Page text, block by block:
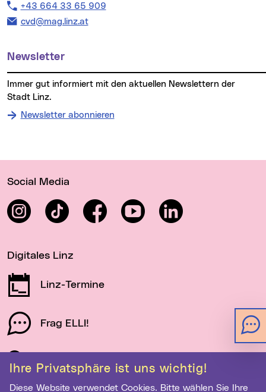
Ihre Privatsphäre ist uns wichtig!
Diese Website verwendet Cookies. Bitte wählen Sie Ihre
Telefon:
+43 664 33 65 909
E-Mail Adresse:
cvd@mag.linz.at
Newsletter
Stadt Linz.
Newsletter abonnieren
Social Media
InstagramTikTok FacebookYouTube LinkedIn
Digitales Linz
Linz-Termine
Frag ELLI!
Schau auf Linz